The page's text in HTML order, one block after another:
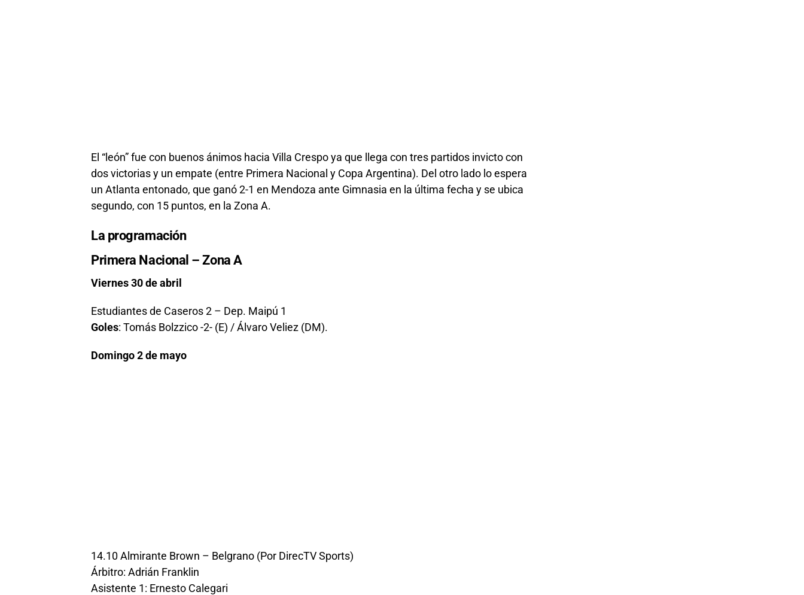
El “león” fue con buenos ánimos hacia Villa Crespo ya que llega con tres partidos invicto con
dos victorias y un empate (entre Primera Nacional y Copa Argentina). Del otro lado lo espera
un Atlanta entonado, que ganó 2-1 en Mendoza ante Gimnasia en la última fecha y se ubica
segundo, con 15 puntos, en la Zona A.
La programación
Primera Nacional – Zona A
Viernes 30 de abril
Estudiantes de Caseros 2 – Dep. Maipú 1
Goles: Tomás Bolzzico -2- (E) / Álvaro Veliez (DM).
Domingo 2 de mayo
14.10 Almirante Brown – Belgrano (Por DirecTV Sports)
Árbitro: Adrián Franklin
Asistente 1: Ernesto Calegari